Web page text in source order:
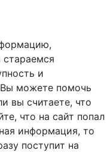
и
Вы можете помочь
вы считаете, что
что на сайт попал
информация, то
поступит на